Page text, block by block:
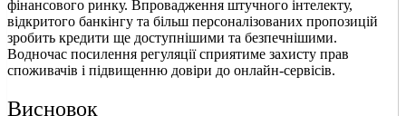
фінансового ринку. Впровадження штучного інтелекту,
відкритого банкінгу та більш персоналізованих пропозицій
зробить кредити ще доступнішими та безпечнішими.
Водночас посилення регуляції сприятиме захисту прав
споживачів і підвищенню довіри до онлайн-сервісів.
Висновок